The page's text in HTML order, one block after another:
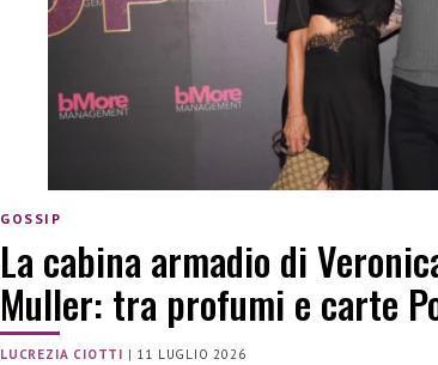
GOSSIP
La cabina armadio di
Muller: tra profumi e carte
LUCREZIA CIOTTI | 11 LUGLIO 2026